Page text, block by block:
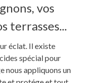
vos
terrasses...
éclat. Il existe
spécial pour
nous appliquons un